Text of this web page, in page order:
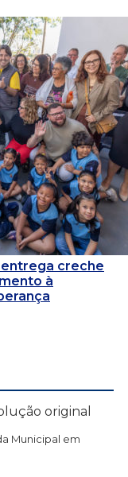
entrega creche
à
original
Municipal em